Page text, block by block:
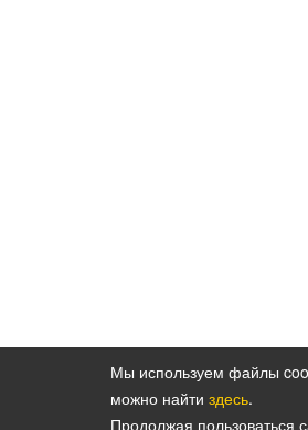
Политика
Мы используем файлы
можно найти здесь.
Продолжая